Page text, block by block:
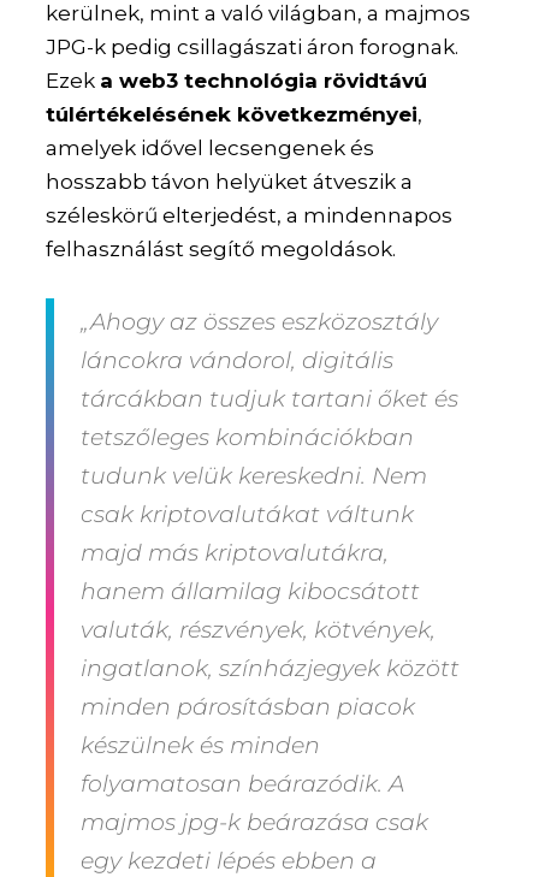
kerülnek, mint a való világban, a majmos
JPG-k pedig csillagászati áron forognak.
Ezek a web3 technológia rövidtávú
túlértékelésének következményei,
amelyek idővel lecsengenek és
hosszabb távon helyüket átveszik a
széleskörű elterjedést, a mindennapos
felhasználást segítő megoldások.
„Ahogy az összes eszközosztály
láncokra vándorol, digitális
tárcákban tudjuk tartani őket és
tetszőleges kombinációkban
tudunk velük kereskedni. Nem
csak kriptovalutákat váltunk
majd más kriptovalutákra,
hanem államilag kibocsátott
valuták, részvények, kötvények,
ingatlanok, színházjegyek között
minden párosításban piacok
készülnek és minden
folyamatosan beárazódik. A
majmos jpg-k beárazása csak
egy kezdeti lépés ebben a